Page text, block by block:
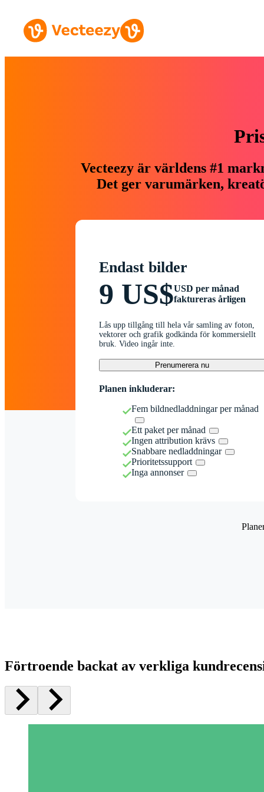
Vecteezy är världens #1
Det ger varumärken,
Endast bilder
9 US$USD per månad
faktureras årligen
Lås upp tillgång till hela vår samling av foton,
vektorer och grafik godkända för kommersiellt
bruk. Video ingår inte.
Prenumerera nu
Planen inkluderar:
Fem bildnedladdningar per månad
Ett paket per månad
Ingen attribution krävs
Snabbare nedladdningar
Prioritetssupport
Inga annonser
Förtroende backat av verkliga